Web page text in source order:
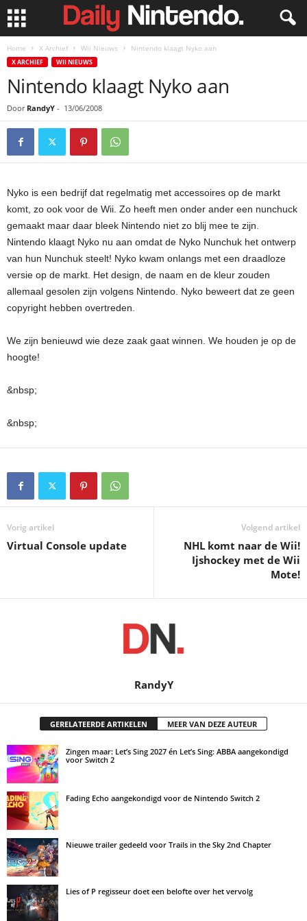
Home X Archief Wii Nieuws Nintendo klaagt Nyko aan
X ARCHIEF WII NIEUWS
Nintendo klaagt Nyko aan
Door RandyY - 13/06/2008
Nyko is een bedrijf dat regelmatig met accessoires op de markt
komt, zo ook voor de Wii. Zo heeft men onder ander een nunchuck
gemaakt maar daar bleek Nintendo niet zo blij mee te zijn.
Nintendo klaagt Nyko nu aan omdat de Nyko Nunchuk het ontwerp
van hun Nunchuk steelt! Nyko kwam onlangs met een draadloze
versie op de markt. Het design, de naam en de kleur zouden
allemaal gesolen zijn volgens Nintendo. Nyko beweert dat ze geen
copyright hebben overtreden.
We zijn benieuwd wie deze zaak gaat winnen. We houden je op de
hoogte!
&nbsp;
&nbsp;
Vorig artikel
Virtual Console update
Volgend artikel
NHL komt naar de Wii!
Ijshockey met de Wii
Mote!
RandyY
GERELATEERDE ARTIKELEN MEER VAN DEZE AUTEUR
Zingen maar: Let’s Sing 2027 én Let’s Sing: ABBA aangekondigd
voor Switch 2
Fading Echo aangekondigd voor de Nintendo Switch 2
Nieuwe trailer gedeeld voor Trails in the Sky 2nd Chapter
Lies of P regisseur doet een belofte over het vervolg